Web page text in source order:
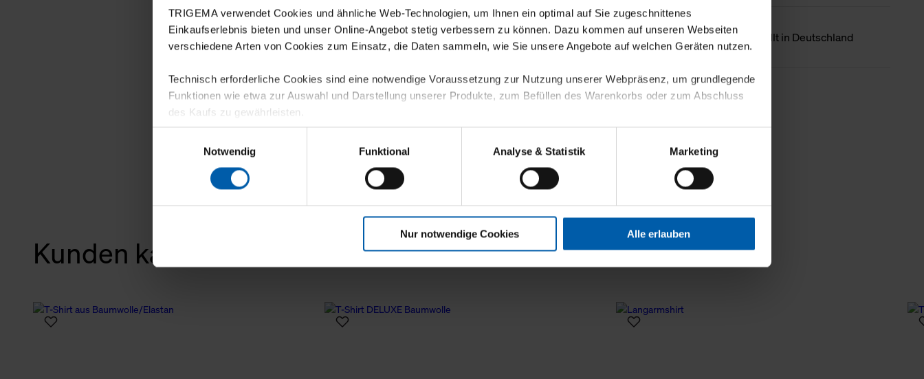
TRIGEMA verwendet Cookies und ähnliche Web-Technologien, um Ihnen ein optimal auf Sie zugeschnittenes
Einkaufserlebnis bieten und unser Online-Angebot stetig verbessern zu können. Dazu kommen auf unseren Webseiten
verschiedene Arten von Cookies zum Einsatz, die Daten sammeln, wie Sie unsere Angebote auf welchen Geräten nutzen.
Technisch erforderliche Cookies sind eine notwendige Voraussetzung zur Nutzung unserer Webpräsenz, um grundlegende
Funktionen wie etwa zur Auswahl und Darstellung unserer Produkte, zum Befüllen des Warenkorbs oder zum Abschluss
des Kaufs zu gewährleisten.
Für die Darstellung personalisierter Angebote, Anzeigen und Inhalte aufgrund Ihres Nutzerverhaltens und Ihres Profils
sowie für Marketing-, Statistik- und Tracking-Zwecke zur Analyse und Optimierung unserer Webpräsenz speichern wir
personenbezogene Informationen. Diese übermitteln wir in anonymisierter Form an Dritte wie etwa unsere
Klicken Sie auf "Alle erlauben", damit wir alle Cookies und Web-Technologien für Ihr personalisiertes Einkaufserlebnis
verwenden dürfen. Über die jeweiligen Schaltflächen können Sie die Arten der Cookies selbst festlegen, die Sie erlauben
Über den Reiter „Details“ erfahren Sie weiterführende Informationen über die jeweiligen Cookies und ihren
Verwendungszweck. Bei „Über Cookies“ können Sie allgemeine Informationen über Cookies einsehen. Über den
Notwendig
Funktional Analyse & Statistik Marketing
Nur notwendige Cookies Alle erlauben
Ursprungsland Hergestellt in Deutschland
Weniger Details
Kunden kauften auch